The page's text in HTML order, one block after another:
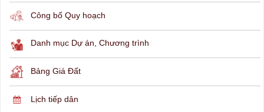
Công bố Quy hoạch
Danh mục Dự án, Chương trình
Bảng Giá Đất
Lịch tiếp dân